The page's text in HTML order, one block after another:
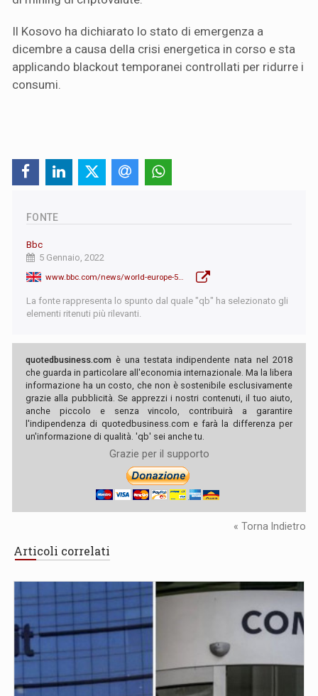
Il Kosovo ha dichiarato lo stato di emergenza a
dicembre a causa della crisi energetica in corso e sta
applicando blackout temporanei controllati per ridurre i
consumi.
FONTE
Bbc
5 Gennaio, 2022
La fonte rappresenta lo spunto dal quale "qb" ha selezionato gli
elementi ritenuti più rilevanti.
quotedbusiness.com è una testata indipendente nata nel 2018
che guarda in particolare all'economia internazionale. Ma la libera
informazione ha un costo, che non è sostenibile esclusivamente
grazie alla pubblicità. Se apprezzi i nostri contenuti, il tuo aiuto,
anche piccolo e senza vincolo, contribuirà a garantire
l'indipendenza di quotedbusiness.com e farà la differenza per
un'informazione di qualità. 'qb' sei anche tu.
Grazie per il supporto
« Torna Indietro
Articoli correlati